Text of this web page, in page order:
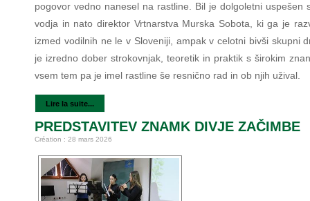
pogovor vedno nanesel na rastline. Bil je dolgoletni uspešen
vodja in nato direktor Vrtnarstva Murska Sobota, ki ga je
izmed vodilnih ne le v Sloveniji, ampak v celotni bivši skupni
je izredno dober strokovnjak, teoretik in praktik s širokim
vsem tem pa je imel rastline še resnično rad in ob njih užival.
Lire la suite...
PREDSTAVITEV ZNAMK DIVJE ZAČIMBE
Création : 28 mars 2026